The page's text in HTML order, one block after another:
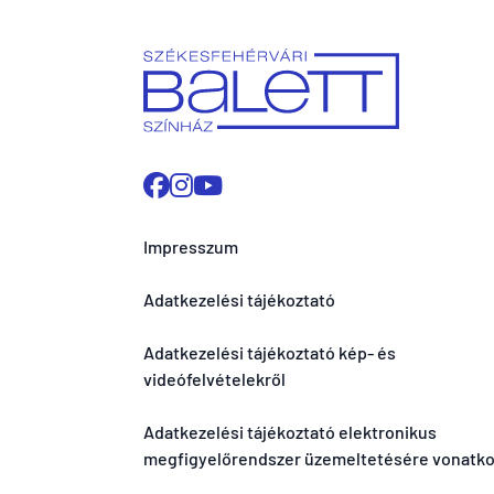
Impresszum
Adatkezelési tájékoztató
Adatkezelési tájékoztató kép- és
videófelvételekről
Adatkezelési tájékoztató elektronikus
megfigyelőrendszer üzemeltetésére